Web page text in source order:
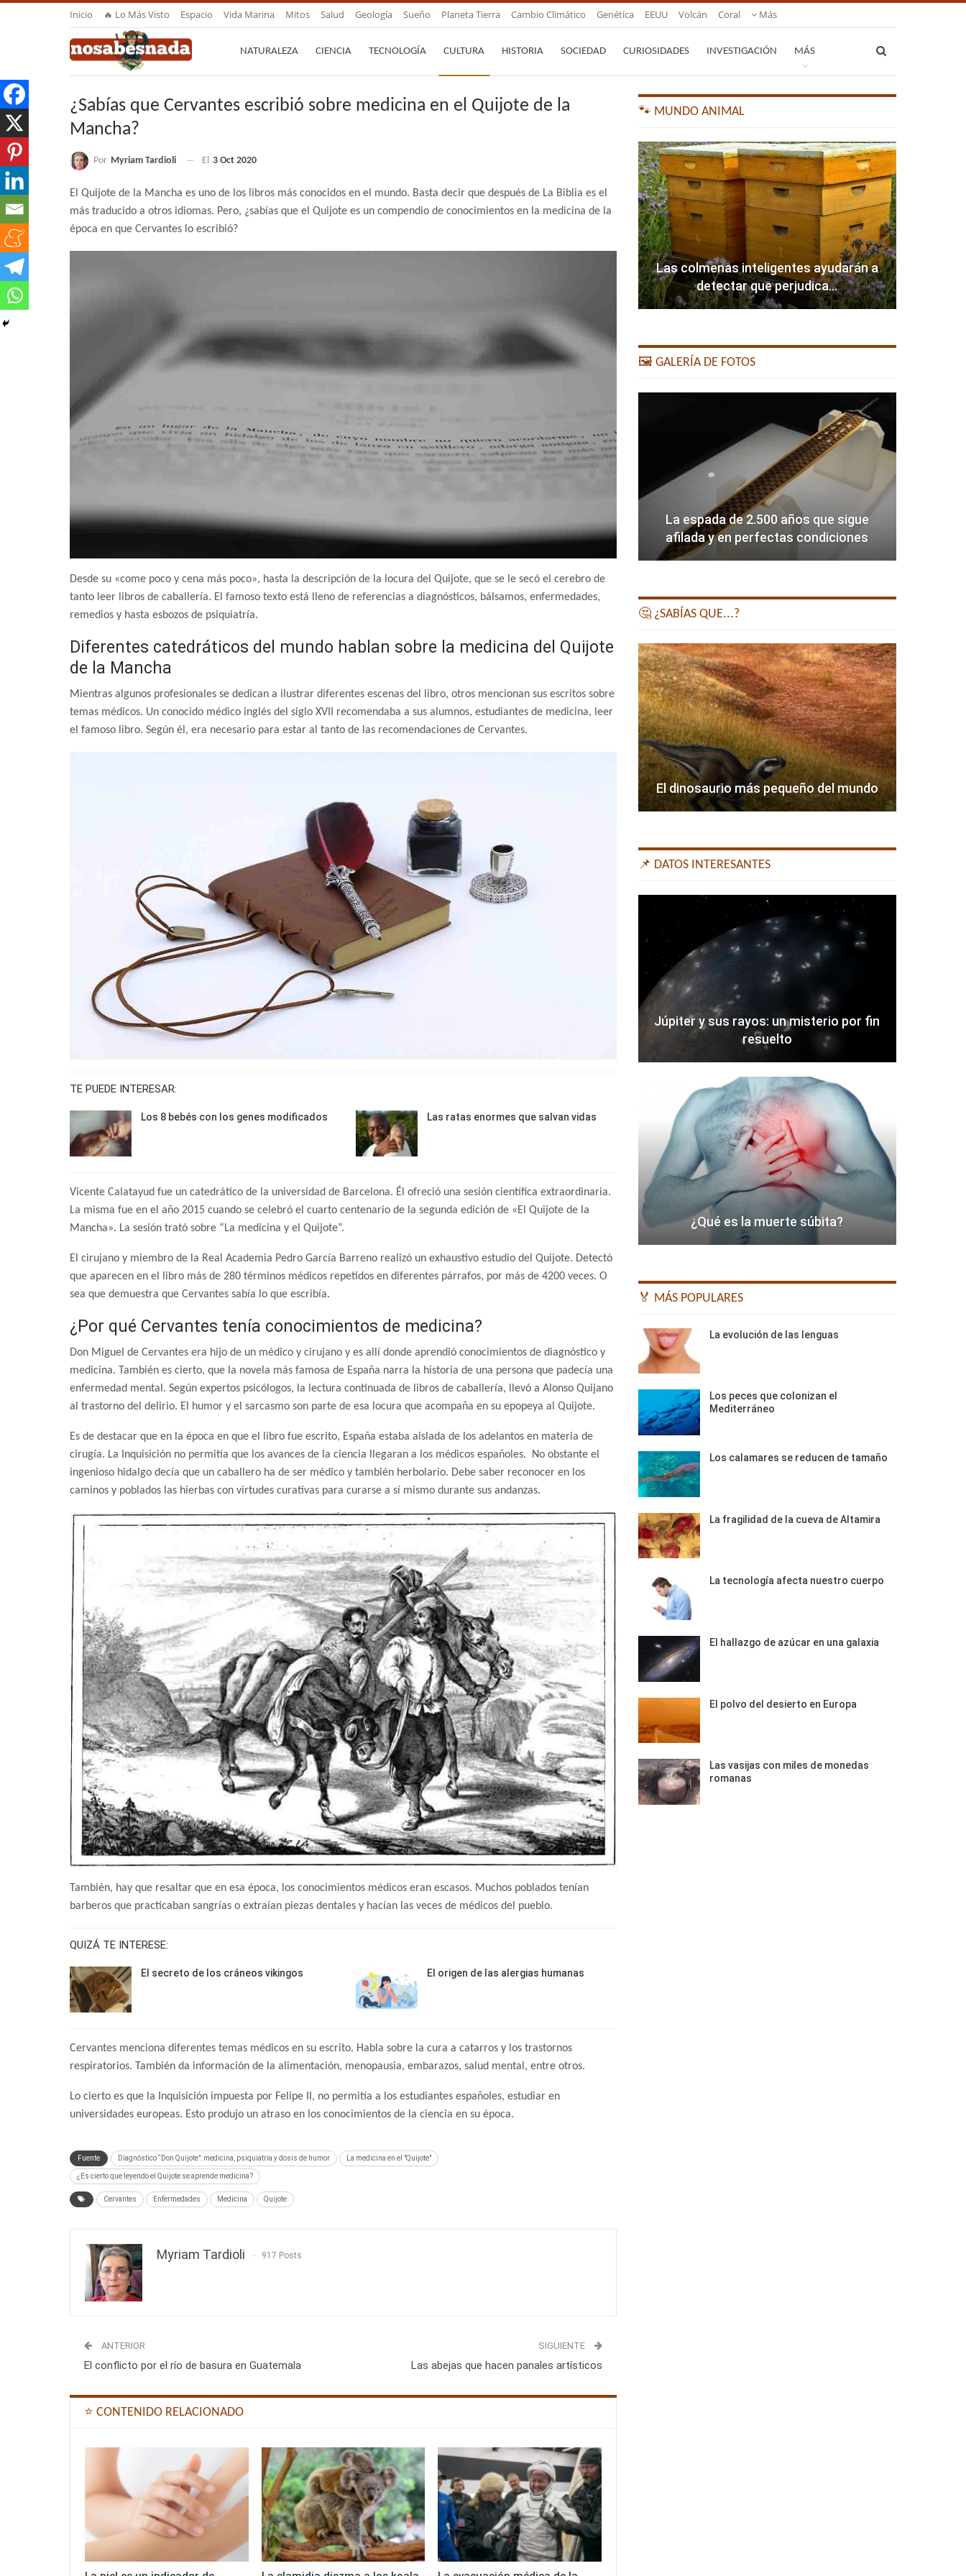
Inicio 🔥 Lo Más Visto Espacio Vida Marina Mitos Salud Geología Sueño Planeta Tierra Cambio Climático Genética EEUU Volcán Coral Más
NATURALEZA CIENCIA TECNOLOGÍA CULTURA HISTORIA SOCIEDAD CURIOSIDADES INVESTIGACIÓN MÁS
¿Sabías que Cervantes escribió sobre medicina en el Quijote de la
Mancha?
Por Myriam Tardioli El 3 Oct 2020
El Quijote de la Mancha es uno de los libros más conocidos en el mundo. Basta decir que después de La Biblia es el
más traducido a otros idiomas. Pero, ¿sabías que el Quijote es un compendio de conocimientos en la medicina de la
época en que Cervantes lo escribió?
Desde su «come poco y cena más poco», hasta la descripción de la locura del Quijote, que se le secó el cerebro de
tanto leer libros de caballería. El famoso texto está lleno de referencias a diagnósticos, bálsamos, enfermedades,
remedios y hasta esbozos de psiquiatría.
Diferentes catedráticos del mundo hablan sobre la medicina del Quijote
de la Mancha
Mientras algunos profesionales se dedican a ilustrar diferentes escenas del libro, otros mencionan sus escritos sobre
temas médicos. Un conocido médico inglés del siglo XVII recomendaba a sus alumnos, estudiantes de medicina, leer
el famoso libro. Según él, era necesario para estar al tanto de las recomendaciones de Cervantes.
TE PUEDE INTERESAR:
Los 8 bebés con los genes modificados Las ratas enormes que salvan vidas
Vicente Calatayud fue un catedrático de la universidad de Barcelona. Él ofreció una sesión científica extraordinaria.
La misma fue en el año 2015 cuando se celebró el cuarto centenario de la segunda edición de «El Quijote de la
Mancha». La sesión trató sobre “La medicina y el Quijote”.
El cirujano y miembro de la Real Academia Pedro García Barreno realizó un exhaustivo estudio del Quijote. Detectó
que aparecen en el libro más de 280 términos médicos repetidos en diferentes párrafos, por más de 4200 veces. O
sea que demuestra que Cervantes sabía lo que escribía.
¿Por qué Cervantes tenía conocimientos de medicina?
Don Miguel de Cervantes era hijo de un médico y cirujano y es allí donde aprendió conocimientos de diagnóstico y
medicina. También es cierto, que la novela más famosa de España narra la historia de una persona que padecía una
enfermedad mental. Según expertos psicólogos, la lectura continuada de libros de caballería, llevó a Alonso Quijano
al trastorno del delirio. El humor y el sarcasmo son parte de esa locura que acompaña en su epopeya al Quijote.
Es de destacar que en la época en que el libro fue escrito, España estaba aislada de los adelantos en materia de
cirugía. La Inquisición no permitía que los avances de la ciencia llegaran a los médicos españoles. No obstante el
ingenioso hidalgo decía que un caballero ha de ser médico y también herbolario. Debe saber reconocer en los
caminos y poblados las hierbas con virtudes curativas para curarse a sí mismo durante sus andanzas.
También, hay que resaltar que en esa época, los conocimientos médicos eran escasos. Muchos poblados tenían
barberos que practicaban sangrías o extraían piezas dentales y hacían las veces de médicos del pueblo.
QUIZÁ TE INTERESE:
El secreto de los cráneos vikingos El origen de las alergias humanas
Cervantes menciona diferentes temas médicos en su escrito. Habla sobre la cura a catarros y los trastornos
respiratorios. También da información de la alimentación, menopausia, embarazos, salud mental, entre otros.
Lo cierto es que la Inquisición impuesta por Felipe II, no permitía a los estudiantes españoles, estudiar en
universidades europeas. Esto produjo un atraso en los conocimientos de la ciencia en su época.
Fuente Diagnóstico “Don Quijote”: medicina, psiquiatría y dosis de humor La medicina en el "Quijote"
¿Es cierto que leyendo el Quijote se aprende medicina?
Cervantes Enfermedades Medicina Quijote
Myriam Tardioli 917 Posts
ANTERIOR
El conflicto por el río de basura en Guatemala
SIGUIENTE
Las abejas que hacen panales artísticos
⭐ CONTENIDO RELACIONADO
🐾 MUNDO ANIMAL
Las colmenas inteligentes ayudarán a
detectar que perjudica…
🖼️ GALERÍA DE FOTOS
La espada de 2.500 años que sigue
afilada y en perfectas condiciones
🤔 ¿SABÍAS QUE...?
El dinosaurio más pequeño del mundo
📌 DATOS INTERESANTES
Júpiter y sus rayos: un misterio por fin
resuelto
¿Qué es la muerte súbita?
🏅 MÁS POPULARES
La evolución de las lenguas
Los peces que colonizan el
Mediterráneo
Los calamares se reducen de tamaño
La fragilidad de la cueva de Altamira
La tecnología afecta nuestro cuerpo
El hallazgo de azúcar en una galaxia
El polvo del desierto en Europa
Las vasijas con miles de monedas
romanas